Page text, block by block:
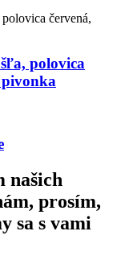
polovica
pivonka
našich
prosím,
sa s vami